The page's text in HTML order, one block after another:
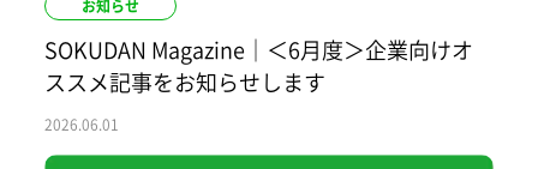
お知らせ
SOKUDAN Magazine｜＜6月度＞企業向けオ
ススメ記事をお知らせします
2026.06.01